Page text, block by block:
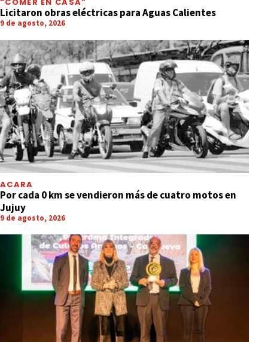
“COMER EN CASA”
Licitaron obras eléctricas para Aguas Calientes
9 de agosto, 2026
ACARA
Por cada 0 km se vendieron más de cuatro motos en
Jujuy
9 de agosto, 2026